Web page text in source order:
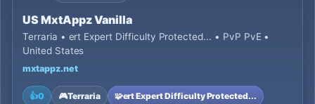
US MxtAppz Vanilla
Terraria • ert Expert Difficulty Protected... • PvP PvE •
United States
mxtappz.net
👍0 🎮Terraria 🧩ert Expert Difficulty Protected...